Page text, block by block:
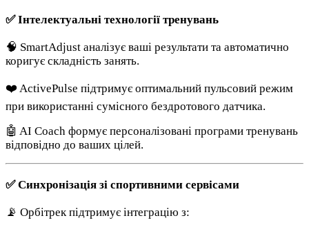
✅ Інтелектуальні технології тренувань
🧠 SmartAdjust аналізує ваші результати та автоматично
коригує складність занять.
❤️ ActivePulse підтримує оптимальний пульсовий режим
при використанні сумісного бездротового датчика.
🤖 AI Coach формує персоналізовані програми тренувань
відповідно до ваших цілей.
✅ Синхронізація зі спортивними сервісами
📡 Орбітрек підтримує інтеграцію з: